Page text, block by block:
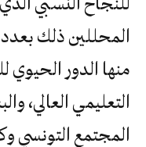
المحللين ذلك
منها الدور الحيوي
التعليمي العالي،
المجتمع التونسي